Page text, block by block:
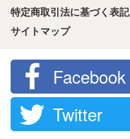
特定商取引法に基づく表記
サイトマップ
Facebook
Twitter